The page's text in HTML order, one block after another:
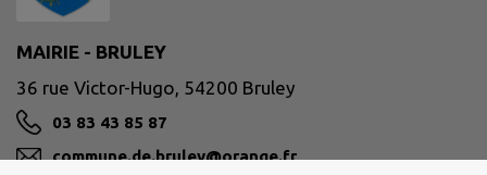
MAIRIE - BRULEY
36 rue Victor-Hugo, 54200 Bruley
03 83 43 85 87
commune.de.bruley@orange.fr